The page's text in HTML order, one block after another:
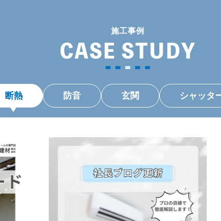
施工事例
CASE STUDY
断熱 防音 玄関 シャッタ